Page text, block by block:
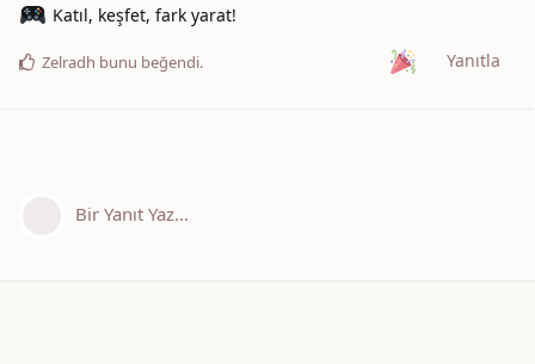
Katıl, keşfet, fark yarat!
Yanıtla
Zelradh bunu beğendi.
Bir Yanıt Yaz...